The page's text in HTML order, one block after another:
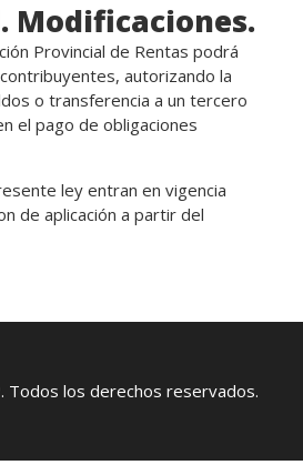
Modificaciones.
Provincial de Rentas podrá
autorizando la
o transferencia a un tercero
el pago de obligaciones
ley entran en vigencia
de aplicación a partir del
Todos los derechos reservados.